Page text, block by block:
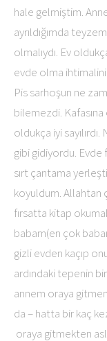
hale gelmiştim.
ayrıldığımda
olmalıydı. Ev
evde olma
Pis sarhoşun ne
bilemezdi.
oldukça iyi
gibi gidiyordu. Evde
sırt çantama
koyuldum. Allahtan
fırsatta kitap
babam(en çok
gizli evden kaçıp
ardındaki tepenin
annem oraya
da – hatta bir kaç
oraya gitmekten